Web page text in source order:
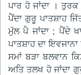
ਪਾਰ ਹੋ ਜਾਂਦਾ ।
ਪੈਂਦਾ ਗੁਰੂ ਪਾਤਸ਼ਾਹ
ਮੁੱਲ ਪੈ ਜਾਂਦਾ ; ਪੈਂਦੇ
ਪਾਤਸ਼ਾਹ ਦਾ ਇਵਜਾਨਾ
ਸਮਾਂ ਬੜਾ ਬਲਵਾਨ
ਅਤਿ ਤਲਖ ਹੋ ਜਾਂਦਾ